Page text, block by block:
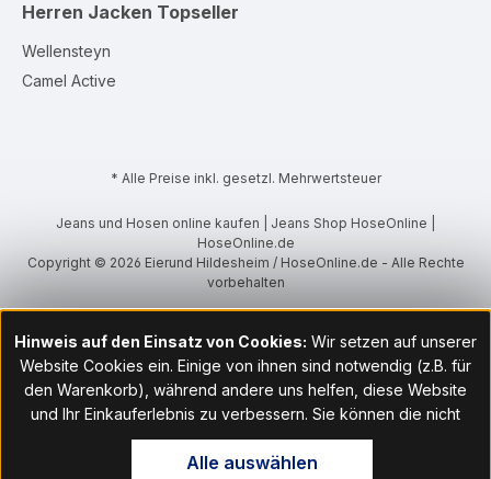
Herren Jacken Topseller
Wellensteyn
Camel Active
* Alle Preise inkl. gesetzl. Mehrwertsteuer
Jeans und Hosen online kaufen | Jeans Shop HoseOnline |
HoseOnline.de
Copyright © 2026 Eierund Hildesheim / HoseOnline.de - Alle Rechte
vorbehalten
Hinweis auf den Einsatz von Cookies: Wir setzen auf unserer
Website Cookies ein. Einige von ihnen sind notwendig (z.B. für
den Warenkorb), während andere uns helfen, diese Website
und Ihr Einkauferlebnis zu verbessern. Sie können die nicht
notwendigen Cookies mit Klick auf „OK“ akzeptieren oder per
Klick auf "Nur technisch notwendige akzeptieren" ablehnen. Den
Alle auswählen